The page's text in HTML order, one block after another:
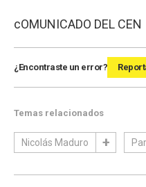
cOMUNICADO DEL CEN
¿Encontraste un error?
Temas relacionados
Nicolás Maduro